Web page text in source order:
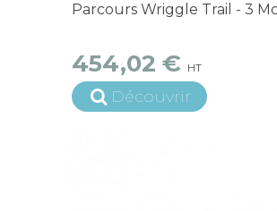
Parcours Wriggle Trail - 3
454,02 € HT
Découvrir